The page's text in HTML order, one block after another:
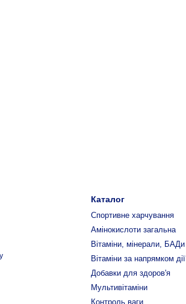
Каталог
Спортивне харчування
Амінокислоти загальна
Вітаміни, мінерали, БАДи
Вітаміни за напрямком дії
Добавки для здоров'я
Мультивітаміни
Контроль ваги